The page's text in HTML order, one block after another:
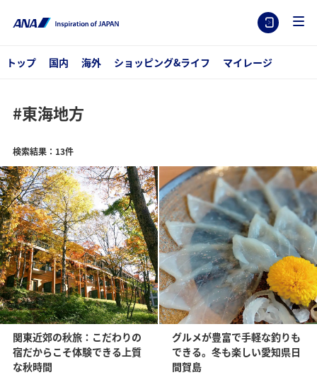
トップ 国内 海外 ショッピング&ライフ マイレージ
#東海地方
検索結果：13件
関東近郊の秋旅：こだわりの
宿だからこそ体験できる上質
な秋時間
グルメが豊富で手軽な釣りも
できる。冬も楽しい愛知県日
間賀島